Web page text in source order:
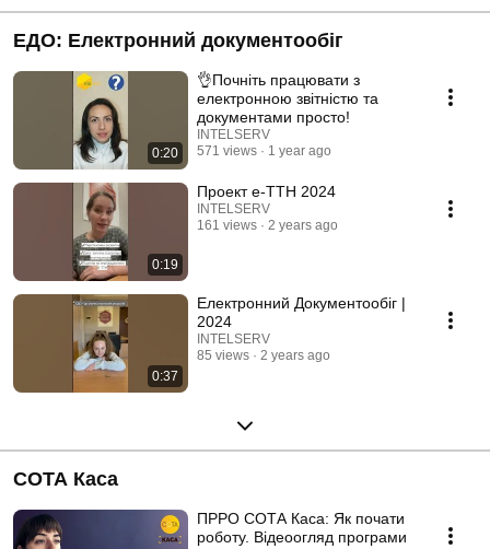
ЕДО: Електронний документообіг
0:20
👌Почніть працювати з
електронною звітністю та
документами просто!
INTELSERV
571 views
1 year ago
0:19
Проект е-ТТН 2024
INTELSERV
161 views
2 years ago
0:37
Електронний Документообіг |
2024
INTELSERV
85 views
2 years ago
СОТА Каса
ПРРО СОТА Каса: Як почати
роботу. Відеоогляд програми